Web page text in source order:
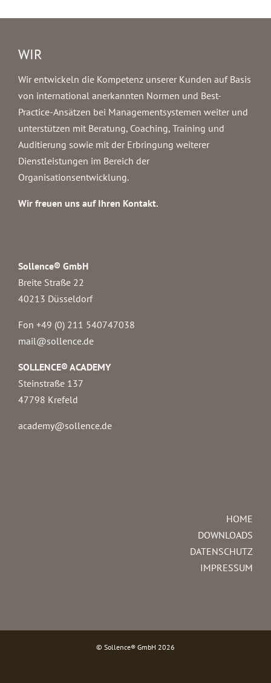
WIR
Wir entwickeln die Kompetenz unserer Kunden auf Basis
von international anerkannten Normen und Best-
Practice-Ansätzen bei Managementsystemen weiter und
unterstützen mit Beratung, Coaching, Training und
Auditierung sowie mit der Erbringung weiterer
Dienstleistungen im Bereich der
Organisationsentwicklung.
Wir freuen uns auf Ihren Kontakt.
Sollence® GmbH
Breite Straße 22
40213 Düsseldorf
Fon +49 (0) 211 540747038‬
mail@sollence.de
SOLLENCE® ACADEMY
Steinstraße 137
47798 Krefeld
academy@sollence.de
HOME
DOWNLOADS
DATENSCHUTZ
IMPRESSUM
© Sollence® GmbH 2026